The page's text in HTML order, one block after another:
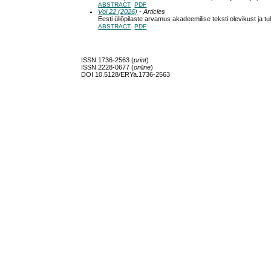
ABSTRACT PDF
Vol 22 (2026) - Articles
Eesti üliõpilaste arvamus akadeemilise teksti olevikust ja
ABSTRACT PDF
ISSN 1736-2563 (print)
ISSN 2228-0677 (online)
DOI 10.5128/ERYa.1736-2563